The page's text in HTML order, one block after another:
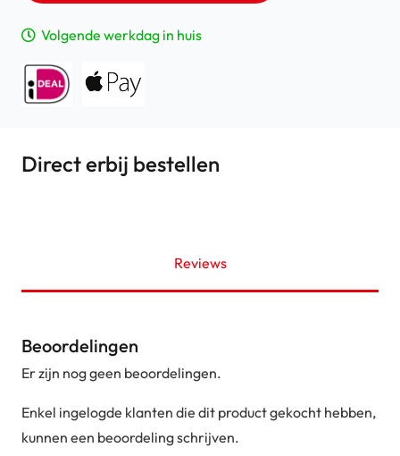
Volgende werkdag in huis
Direct erbij bestellen
Reviews
Beoordelingen
Er zijn nog geen beoordelingen.
Enkel ingelogde klanten die dit product gekocht hebben,
kunnen een beoordeling schrijven.